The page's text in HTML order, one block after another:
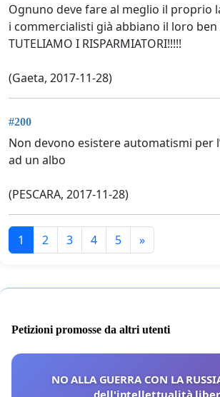
Ognuno deve fare al meglio il proprio
i commercialisti già abbiano il loro ben
TUTELIAMO I RISPARMIATORI!!!!!
(Gaeta, 2017-11-28)
#200
Non devono esistere automatismi per
ad un albo
(PESCARA, 2017-11-28)
1 2 3 4 5 »
Petizioni promosse da altri utenti
NO ALLA GUERRA CON LA
dell'intellettualità